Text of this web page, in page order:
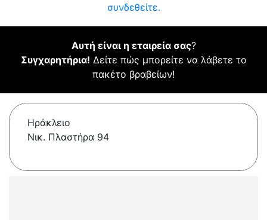
συνδεθείτε.
Αυτή είναι η εταιρεία σας?
Συγχαρητήρια! Δείτε πώς μπορείτε να λάβετε το
πακέτο βραβείων!
Ηράκλειο
Νικ. Πλαστήρα 94